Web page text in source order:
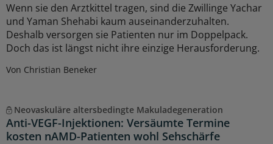
Wenn sie den Arztkittel tragen, sind die Zwillinge Yachar
und Yaman Shehabi kaum auseinanderzuhalten.
Deshalb versorgen sie Patienten nur im Doppelpack.
Doch das ist längst nicht ihre einzige Herausforderung.
Von Christian Beneker
Neovaskuläre altersbedingte Makuladegeneration
Anti-VEGF-Injektionen: Versäumte Termine
kosten nAMD-Patienten wohl Sehschärfe